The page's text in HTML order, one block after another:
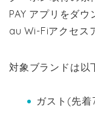
PAY アプリをダ
au Wi-Fiアクセス
対象ブランドは以
ガスト(先着